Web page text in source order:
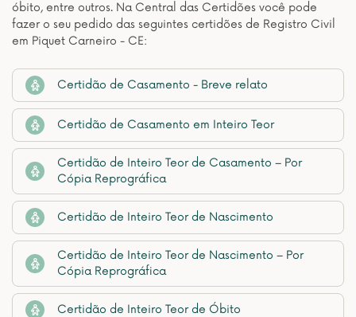
óbito, entre outros. Na Central das Certidões você pode
fazer o seu pedido das seguintes certidões de Registro Civil
em Piquet Carneiro - CE:
Certidão de Casamento - Breve relato
Certidão de Casamento em Inteiro Teor
Certidão de Inteiro Teor de Casamento – Por
Cópia Reprográfica
Certidão de Inteiro Teor de Nascimento
Certidão de Inteiro Teor de Nascimento – Por
Cópia Reprográfica
Certidão de Inteiro Teor de Óbito